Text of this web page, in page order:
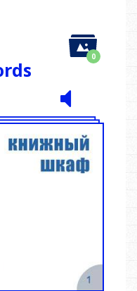
Saved
0